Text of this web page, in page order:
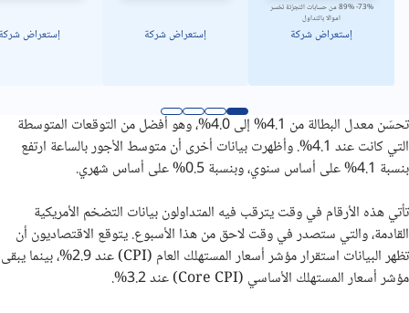
73%- 89% من حسابات التجزئة تخسر
اموالا بالتداول
إستعراض شركة إستعراض شركة إستعراض
تحسّن معدل البطالة من 4.1% إلى 4.0%، وهو أفضل من التوقعات المتوسطة
التي كانت عند 4.1%. وأظهرت بيانات أخرى أن متوسط الأجور بالساعة ارتفع
بنسبة 4.1% على أساس سنوي، وبنسبة 0.5% على أساس شهري.
تأتي هذه الأرقام في وقت يترقب فيه المتداولون بيانات التضخم الأمريكية
القادمة، والتي ستصدر في وقت لاحق من هذا الأسبوع. يتوقع الاقتصاديون أن
تظهر البيانات استقرار مؤشر أسعار المستهلك العام (CPI) عند 2.9%، بينما يبقى
مؤشر أسعار المستهلك الأساسي (Core CPI) عند 3.2%.